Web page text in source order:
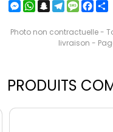
Messenger
WhatsApp
Snapchat
Telegram
Message
Photo non contractuelle -
livraison -
PRODUITS